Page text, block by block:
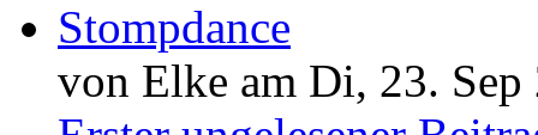
Stompdance
von Elke am Di, 23. Sep